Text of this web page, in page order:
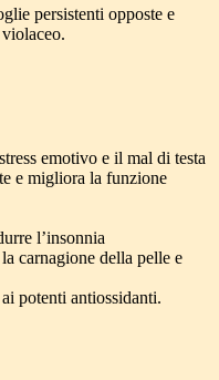
persistenti opposte e
emotivo e il mal di testa
e migliora la funzione
l’insonnia
carnagione della pelle e
potenti antiossidanti.